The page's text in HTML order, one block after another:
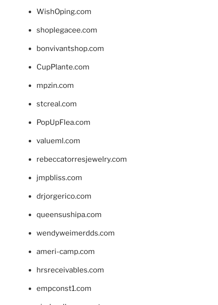
WishOping.com
shoplegacee.com
bonvivantshop.com
CupPlante.com
mpzin.com
stcreal.com
PopUpFlea.com
valueml.com
rebeccatorresjewelry.com
jmpbliss.com
drjorgerico.com
queensushipa.com
wendyweimerdds.com
ameri-camp.com
hrsreceivables.com
empconst1.com